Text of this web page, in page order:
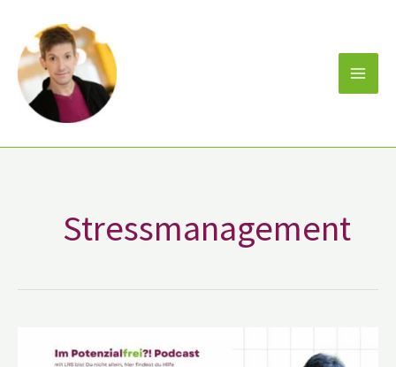
Inhalt
springen
Stressmanagement
Kollroß